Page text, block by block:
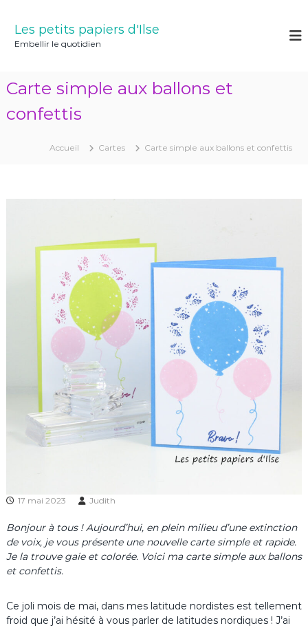
Les petits papiers d'Ilse
Embellir le quotidien
Carte simple aux ballons et
confettis
Accueil Cartes Carte simple aux ballons et confettis
17 mai 2023 Judith
Bonjour à tous ! Aujourd’hui, en plein milieu d’une extinction
de voix, je vous présente une nouvelle carte simple et rapide.
Je la trouve gaie et colorée. Voici ma carte simple aux ballons
et confettis.
Ce joli mois de mai, dans mes latitude nordistes est tellement
froid que j’ai hésité à vous parler de latitudes nordiques ! J’ai